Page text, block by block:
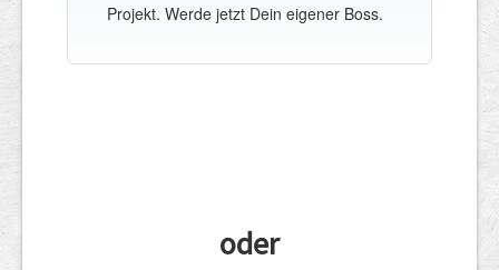
Projekt. Werde jetzt Dein eigener Boss.
oder